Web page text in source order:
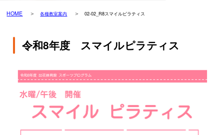
HOME 各種教室案内 02-02_R8スマイルピラティス
令和8年度 スマイルピラティス